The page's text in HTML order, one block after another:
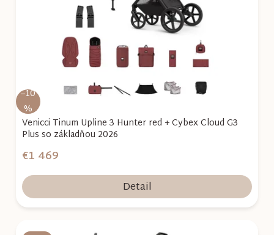
–10
%
Venicci Tinum Upline 3 Hunter red + Cybex Cloud G3
Plus so základňou 2026
€1 469
Detail